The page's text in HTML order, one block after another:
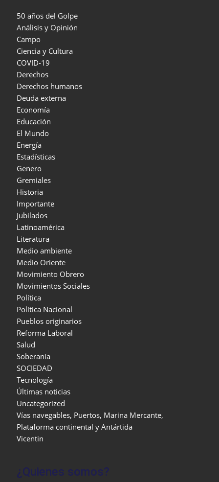
50 años del Golpe
Análisis y Opinión
Campo
Ciencia y Cultura
COVID-19
Derechos
Derechos humanos
Deuda externa
Economía
Educación
El Mundo
Energía
Estadísticas
Genero
Gremiales
Historia
Importante
Jubilados
Latinoamérica
Literatura
Medio ambiente
Medio Oriente
Movimiento Obrero
Movimientos Sociales
Política
Política Nacional
Pueblos originarios
Reforma Laboral
Salud
Soberanía
SOCIEDAD
Tecnología
Últimas noticias
Uncategorized
Vías navegables, Puertos, Marina Mercante,
Plataforma continental y Antártida
Vicentin
¿Quienes somos?